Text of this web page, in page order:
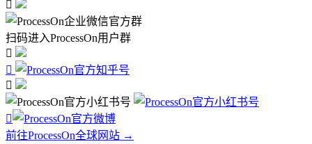

扫码进入ProcessOn用户群




前往ProcessOn全球网站 →